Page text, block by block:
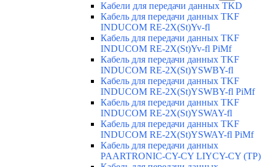
Кабели для передачи данных TKD
Кабель для передачи данных TKF
INDUCOM RE-2X(St)Yv-fl
Кабель для передачи данных TKF
INDUCOM RE-2X(St)Yv-fl PiMf
Кабель для передачи данных TKF
INDUCOM RE-2X(St)YSWBY-fl
Кабель для передачи данных TKF
INDUCOM RE-2X(St)YSWBY-fl PiMf
Кабель для передачи данных TKF
INDUCOM RE-2X(St)YSWAY-fl
Кабель для передачи данных TKF
INDUCOM RE-2X(St)YSWAY-fl PiMf
Кабель для передачи данных
PAARTRONIC-CY-CY LIYCY-CY (TP)